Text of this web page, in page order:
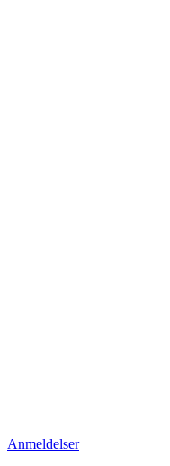
Anmeldelser